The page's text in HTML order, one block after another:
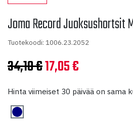
Joma Record Juoksushortsit
Tuotekoodi: 1006.23.2052
34,10€Alkuperäinen
hinta
17,05€
hinta
Hinta viimeiset 30 päivää on sama